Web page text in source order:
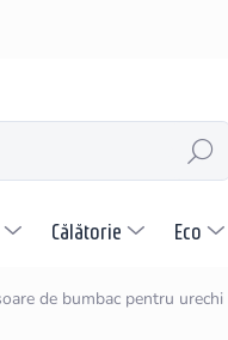
CĂUTARE
Călătorie Eco
de bumbac pentru urechi